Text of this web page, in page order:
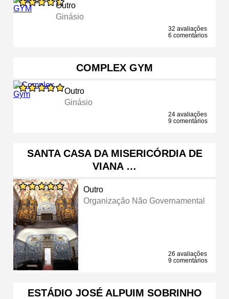
Outro
Ginásio
32 avaliações
6 comentários
COMPLEX GYM
Outro
Ginásio
24 avaliações
9 comentários
SANTA CASA DA MISERICÓRDIA DE
VIANA …
Outro
Organização Não Governamental
26 avaliações
9 comentários
ESTÁDIO JOSÉ ALPUIM SOBRINHO